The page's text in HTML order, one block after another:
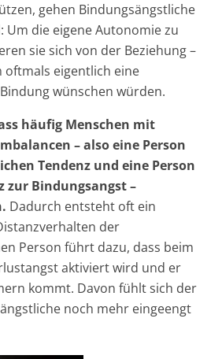
gehen Bindungsängstliche
Um die eigene Autonomie zu
sie sich von der Beziehung –
oftmals eigentlich eine
wünschen würden.
häufig Menschen mit
– also eine Person
Tendenz und eine Person
zur Bindungsangst –
Dadurch entsteht oft ein
der
Person führt dazu, dass beim
aktiviert wird und er
kommt. Davon fühlt sich der
noch mehr eingeengt